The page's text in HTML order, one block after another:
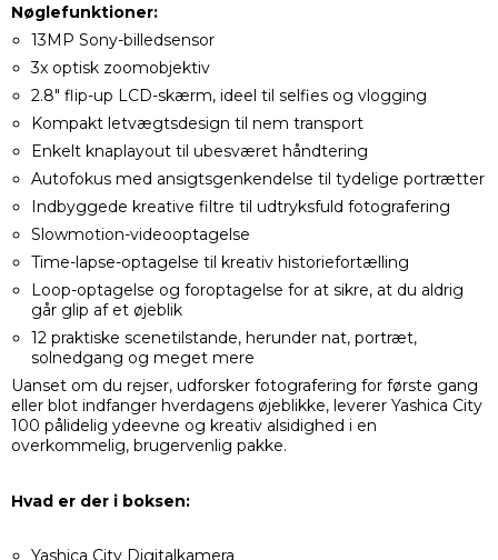
Nøglefunktioner:
13MP Sony-billedsensor
3x optisk zoomobjektiv
2.8" flip-up LCD-skærm, ideel til selfies og vlogging
Kompakt letvægtsdesign til nem transport
Enkelt knaplayout til ubesværet håndtering
Autofokus med ansigtsgenkendelse til tydelige portrætter
Indbyggede kreative filtre til udtryksfuld fotografering
Slowmotion-videooptagelse
Time-lapse-optagelse til kreativ historiefortælling
Loop-optagelse og foroptagelse for at sikre, at du aldrig
går glip af et øjeblik
12 praktiske scenetilstande, herunder nat, portræt,
solnedgang og meget mere
Uanset om du rejser, udforsker fotografering for første gang
eller blot indfanger hverdagens øjeblikke, leverer Yashica City
100 pålidelig ydeevne og kreativ alsidighed i en
overkommelig, brugervenlig pakke.
Hvad er der i boksen:
Yashica City Digitalkamera